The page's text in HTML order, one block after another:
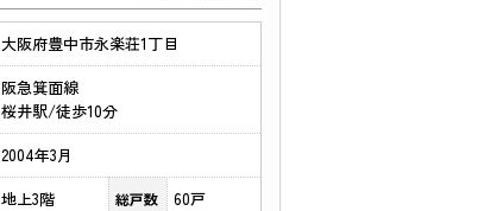
大阪府豊中市永楽荘1丁目
阪急箕面線
桜井駅/徒歩10分
2004年3月
地上3階 総戸数 60戸